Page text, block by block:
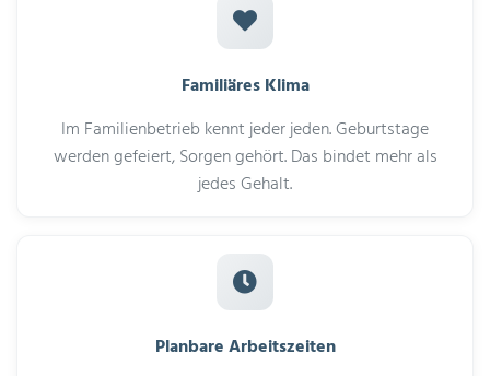
Familiäres Klima
Im Familienbetrieb kennt jeder jeden. Geburtstage
werden gefeiert, Sorgen gehört. Das bindet mehr als
jedes Gehalt.
Planbare Arbeitszeiten